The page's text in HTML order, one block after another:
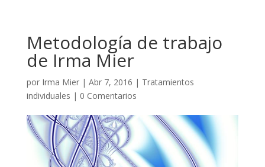
Metodología de trabajo
de Irma Mier
por Irma Mier| Abr 7, 2016 | Tratamientos
individuales | 0 Comentarios